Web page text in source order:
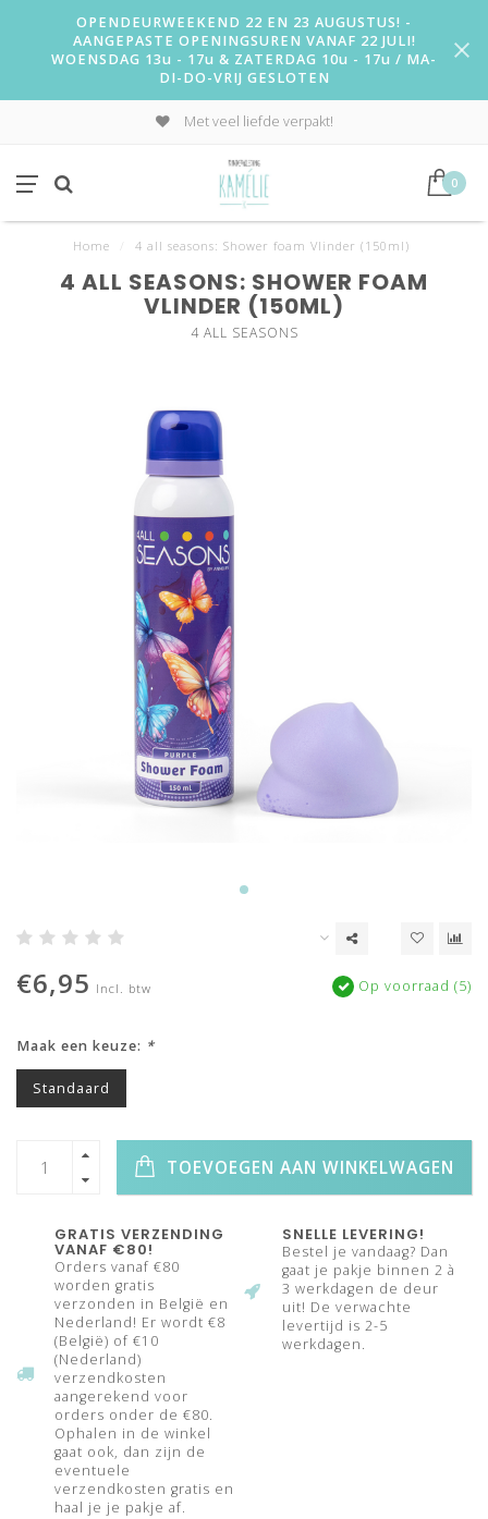
OPENDEURWEEKEND 22 EN 23 AUGUSTUS! -
AANGEPASTE OPENINGSUREN VANAF 22 JULI!
WOENSDAG 13u - 17u & ZATERDAG 10u - 17u / MA-
DI-DO-VRIJ GESLOTEN
Met veel liefde verpakt!
0
Home 4 all seasons: Shower foam Vlinder (150ml)
4 ALL SEASONS: SHOWER FOAM
VLINDER (150ML)
4 ALL SEASONS
€6,95 Incl. btw Op voorraad (5)
Maak een keuze: *
Standaard
TOEVOEGEN AAN WINKELWAGEN
GRATIS VERZENDING
VANAF €80!
Orders vanaf €80
worden gratis
verzonden in België en
Nederland! Er wordt €8
(België) of €10
(Nederland)
verzendkosten
aangerekend voor
orders onder de €80.
Ophalen in de winkel
gaat ook, dan zijn de
eventuele
verzendkosten gratis en
haal je je pakje af.
SNELLE LEVERING!
Bestel je vandaag? Dan
gaat je pakje binnen 2 à
3 werkdagen de deur
uit! De verwachte
levertijd is 2-5
werkdagen.